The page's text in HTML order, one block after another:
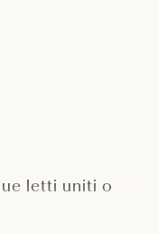
letti uniti o